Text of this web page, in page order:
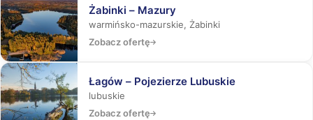
Żabinki – Mazury
warmińsko-mazurskie, Żabinki
Zobacz ofertę
Łagów – Pojezierze Lubuskie
lubuskie
Zobacz ofertę